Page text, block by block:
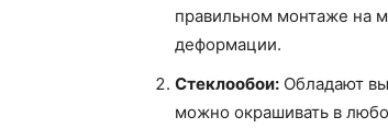
правильном монтаже на
деформации.
Стеклообои: Обладают
можно окрашивать в